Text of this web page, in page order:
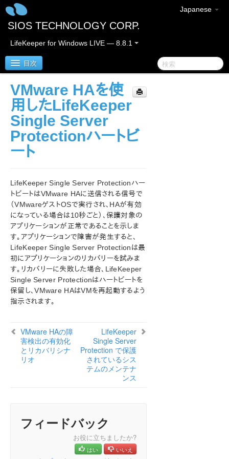
Japanese
SIOS TECHNOLOGY CORP.
LifeKeeper for Windows LIVE — 8.8.1
目次
SIOS Protection Suite for Windows
SIOS Protection Suite for Windows リリースノート
ガイド
AWS Direct Connect クイックスタートガイド
AWS VPC ピア接続クイックスタートガイド
Microsoft Azure 動作検証ガイド
SIOS Protection Suite インストレーションガイド
SIOS Protection Suite for Windows テクニカルドキュ
メンテーション
アプリケーションリカバリーキット
SIOS Protection Suite for Windows サポートマトリッ
クス
LifeKeeper Single Server Protection for Windows
VMware HA との統合
LifeKeeper Single Server ProtectionとVMware HAの
統合を有効にする
VMware HAを使
用したLifeKeeper
Single Server
Protectionハートビ
ート
LifeKeeper Single Server Protectionハー
トビートはVMware HAに送信される信号で
（VMwareゲストOSで実行され、HAが有効
になっている場合は10秒ごと）、保護対象の
アプリケーションが正常であることを示しま
す。アプリケーションで障害が発生すると、
LifeKeeper Single Server Protectionは最
初にアプリケーションのリカバリーを試みま
す。リカバリーに失敗した場合、LifeKeeper
Single Server Protectionはハートビートを
保留し、VMware HAはVMを再起動するよう
指示されます。
VMware HAの障
害検出の有効化
とリカバリシナ
リオ
LifeKeeper
Single Server
Protection で保護
されているシス
テムのメンテナ
ンス
フィードバック
お役に立ちましたか?
はい いいえ